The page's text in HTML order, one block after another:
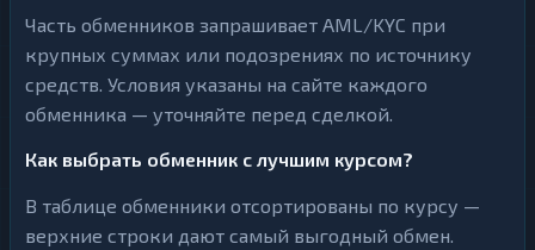
Часть обменников запрашивает AML/KYC при
крупных суммах или подозрениях по источнику
средств. Условия указаны на сайте каждого
обменника — уточняйте перед сделкой.
Как выбрать обменник с лучшим курсом?
В таблице обменники отсортированы по курсу —
верхние строки дают самый выгодный обмен.